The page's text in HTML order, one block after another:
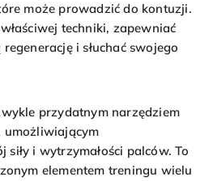
może prowadzić do kontuzji.
techniki, zapewniać
i słuchać swojego
przydatnym narzędziem
umożliwiającym
i wytrzymałości palców. To
elementem treningu wielu